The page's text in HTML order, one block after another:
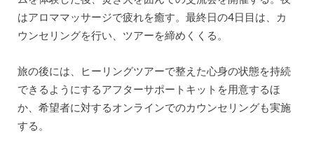
はアロママッサージで疲れを癒す。最終日の4日目は、カ
ウンセリングを行い、ツアーを締めくくる。
旅の後には、ヒーリングツアーで整えた心身の状態を持続
できるようにするアフターサポートキットを用意するほ
か、希望者に対するオンラインでのカウンセリングも実施
する。